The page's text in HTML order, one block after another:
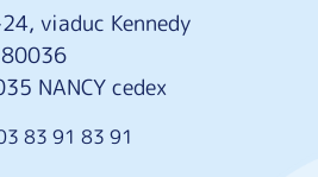
viaduc Kennedy
NANCY cedex
83 91 83 91